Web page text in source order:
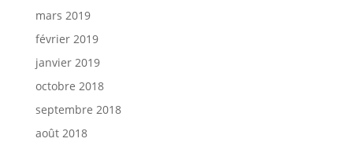
mars 2019
février 2019
janvier 2019
octobre 2018
septembre 2018
août 2018